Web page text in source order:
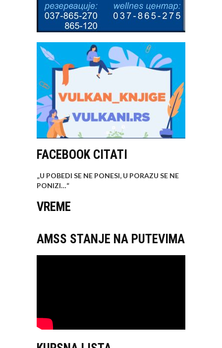
FACEBOOK CITATI
„U POBEDI SE NE PONESI, U PORAZU SE NE
PONIZI…“
VREME
AMSS STANJE NA PUTEVIMA